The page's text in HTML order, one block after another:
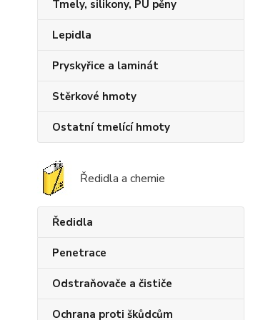
Tmely, silikony, PU pěny
Lepidla
Pryskyřice a laminát
Stěrkové hmoty
Ostatní tmelící hmoty
Ředidla a chemie
Ředidla
Penetrace
Odstraňovače a čističe
Ochrana proti škůdcům